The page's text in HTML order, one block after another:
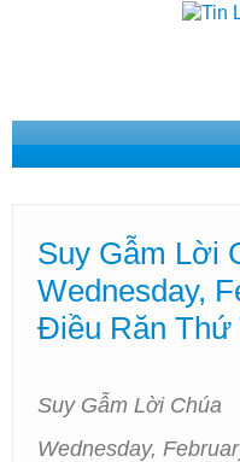
Home
Phát Thanh Tin
Các Hội Thánh
Suy Gẫm Lời
Wednesday,
Điều Răn Thứ
Suy Gẫm Lời Chúa
Wednesday,